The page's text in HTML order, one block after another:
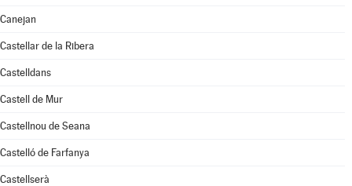
Canejan
Castellar de la Ribera
Castelldans
Castell de Mur
Castellnou de Seana
Castelló de Farfanya
Castellserà